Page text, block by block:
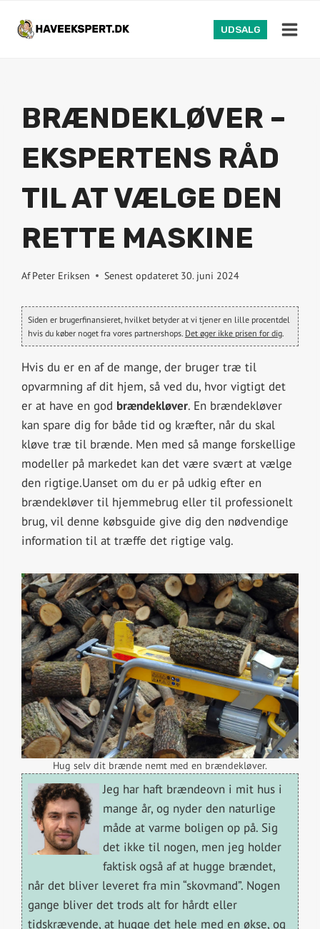
UDSALG
BRÆNDEKLØVER –
EKSPERTENS RÅD
TIL AT VÆLGE DEN
RETTE MASKINE
Af Peter Eriksen Senest opdateret 30. juni 2024
Siden er brugerfinansieret, hvilket betyder at vi tjener en lille procentdel
hvis du køber noget fra vores partnershops. Det øger ikke prisen for dig.
Hvis du er en af de mange, der bruger træ til
opvarmning af dit hjem, så ved du, hvor vigtigt det
er at have en god brændekløver. En brændekløver
kan spare dig for både tid og kræfter, når du skal
kløve træ til brænde. Men med så mange forskellige
modeller på markedet kan det være svært at vælge
den rigtige.Uanset om du er på udkig efter en
brændekløver til hjemmebrug eller til professionelt
brug, vil denne købsguide give dig den nødvendige
information til at træffe det rigtige valg.
Hug selv dit brænde nemt med en brændekløver.
Jeg har haft brændeovn i mit hus i
mange år, og nyder den naturlige
måde at varme boligen op på. Sig
det ikke til nogen, men jeg holder
faktisk også af at hugge brændet,
når det bliver leveret fra min “skovmand”. Nogen
gange bliver det trods alt for hårdt eller
tidskrævende, at hugge det hele med en økse, og